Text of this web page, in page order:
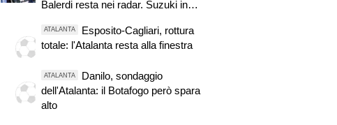
Balerdi resta nei radar. Suzuki in
ATALANTA
Esposito-Cagliari, rottura
totale: l'Atalanta resta alla finestra
ATALANTA
Danilo, sondaggio
dell'Atalanta: il Botafogo però spara
alto